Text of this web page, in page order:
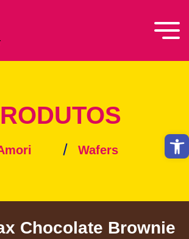
Wafers
Chocolate Brownie